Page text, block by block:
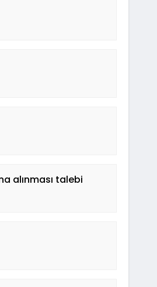
alınması talebi